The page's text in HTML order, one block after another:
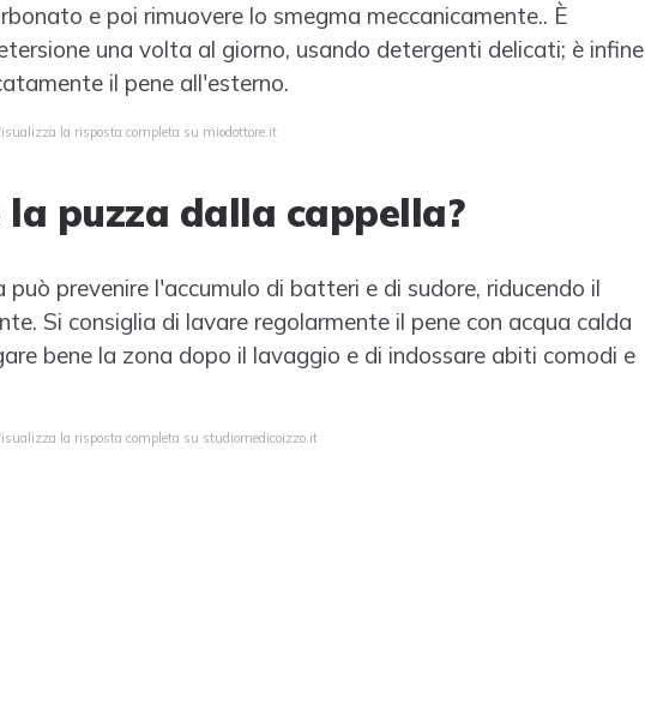
e poi rimuovere lo smegma meccanicamente.. È
una volta al giorno, usando detergenti delicati; è infine
il pene all'esterno.
la risposta completa su miodottore.it
la puzza dalla cappella?
prevenire l'accumulo di batteri e di sudore, riducendo il
Si consiglia di lavare regolarmente il pene con acqua calda
bene la zona dopo il lavaggio e di indossare abiti comodi e
la risposta completa su studiomedicoizzo.it